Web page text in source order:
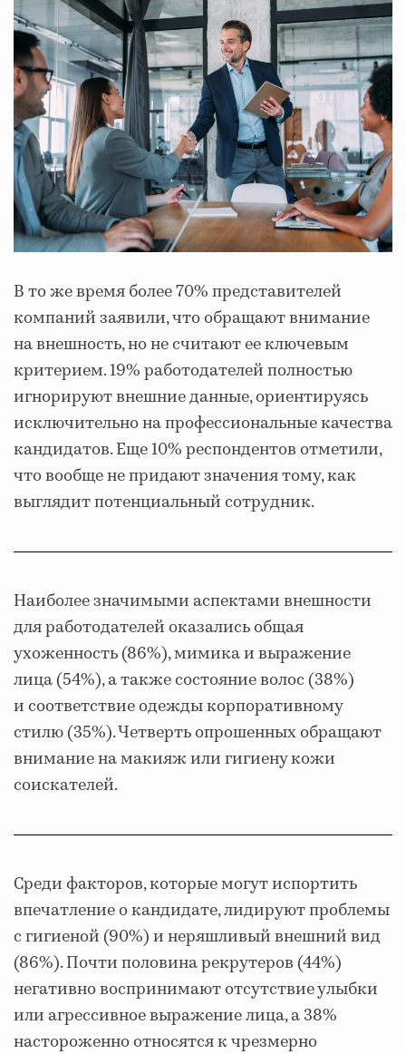
В то же время более 70% представителей
компаний заявили, что обращают внимание
на внешность, но не считают ее ключевым
критерием. 19% работодателей полностью
игнорируют внешние данные, ориентируясь
исключительно на профессиональные качества
кандидатов. Еще 10% респондентов отметили,
что вообще не придают значения тому, как
выглядит потенциальный сотрудник.
Наиболее значимыми аспектами внешности
для работодателей оказались общая
ухоженность (86%), мимика и выражение
лица (54%), а также состояние волос (38%)
и соответствие одежды корпоративному
стилю (35%). Четверть опрошенных обращают
внимание на макияж или гигиену кожи
соискателей.
Среди факторов, которые могут испортить
впечатление о кандидате, лидируют проблемы
с гигиеной (90%) и неряшливый внешний вид
(86%). Почти половина рекрутеров (44%)
негативно воспринимают отсутствие улыбки
или агрессивное выражение лица, а 38%
настороженно относятся к чрезмерно